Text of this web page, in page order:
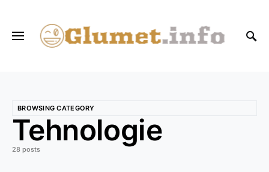
BROWSING CATEGORY
Tehnologie
28 posts